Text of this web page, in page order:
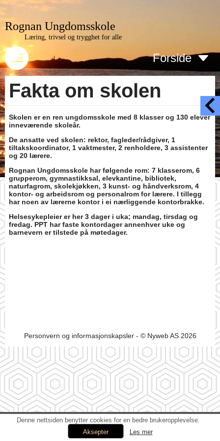
Rognan Ungdomsskole
Læring, trivsel og trygghet for alle
Forside
Fakta om skolen
Skolen er en ren ungdomsskole med 8 klasser og 130 elever
inneværende skoleår.
De ansatte ved skolen: rektor, fagleder/rådgiver, 1
tiltakskoordinator, 1 vaktmester, 2 renholdere, 3 assistenter
og 20 lærere.
Rognan Ungdomsskole har følgende rom: 7 klasserom, 6
grupperom, gymnastikksal, elevkantine, bibliotek,
naturfagrom, skolekjøkken, 3 kunst- og håndverksrom, 4
kontor- og arbeidsrom og personalrom for lærere. I tillegg
har noen av lærerne kontor i ei nærliggende kontorbrakke.
Helsesykepleier er her 3 dager i uka; mandag, tirsdag og
fredag. PPT har faste kontordager annenhver uke og
barnevern er tilstede på møtedager.
Personvern og informasjonskapsler- © Nyweb AS 2026
Denne nettsiden benytter cookies for en bedre brukeropplevelse.
Les mer